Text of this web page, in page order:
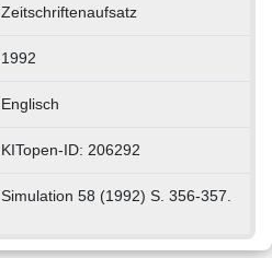
Zeitschriftenaufsatz
1992
Englisch
KITopen-ID: 206292
Simulation 58 (1992) S. 356-357.